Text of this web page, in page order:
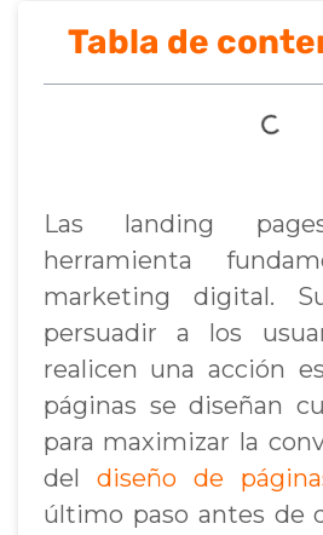
Tabla de
Las landing
herramienta
marketing digital.
persuadir a los
realicen una acción
páginas se diseñan
para maximizar la
del diseño de
último paso antes de